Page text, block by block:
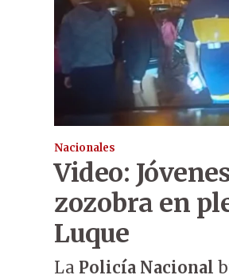
Nacionales
Video:
zozobra en
Luque
La Policía Nacional